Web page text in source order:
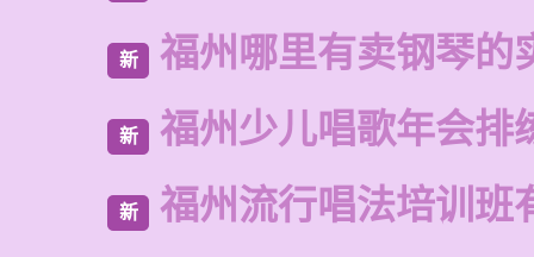
新 福州哪里有卖钢琴的
新 福州少儿唱歌年会排
新 福州流行唱法培训班